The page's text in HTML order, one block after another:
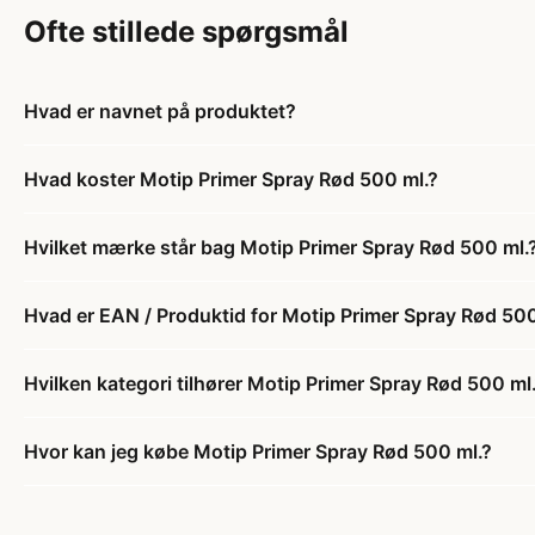
Ofte stillede spørgsmål
Hvad er navnet på produktet?
Hvad koster Motip Primer Spray Rød 500 ml.?
Hvilket mærke står bag Motip Primer Spray Rød 500
Hvad er EAN / Produktid for Motip Primer Spray Rød
Hvilken kategori tilhører Motip Primer Spray Rød 500
Hvor kan jeg købe Motip Primer Spray Rød 500 ml.?